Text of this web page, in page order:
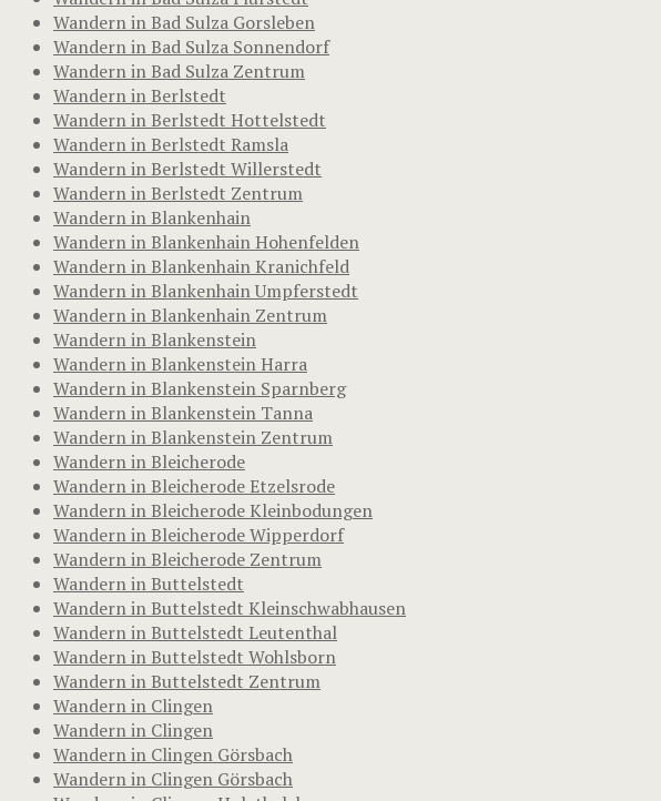
Wandern in Bad Sulza Gorsleben
Wandern in Bad Sulza Sonnendorf
Wandern in Bad Sulza Zentrum
Wandern in Berlstedt
Wandern in Berlstedt Hottelstedt
Wandern in Berlstedt Ramsla
Wandern in Berlstedt Willerstedt
Wandern in Berlstedt Zentrum
Wandern in Blankenhain
Wandern in Blankenhain Hohenfelden
Wandern in Blankenhain Kranichfeld
Wandern in Blankenhain Umpferstedt
Wandern in Blankenhain Zentrum
Wandern in Blankenstein
Wandern in Blankenstein Harra
Wandern in Blankenstein Sparnberg
Wandern in Blankenstein Tanna
Wandern in Blankenstein Zentrum
Wandern in Bleicherode
Wandern in Bleicherode Etzelsrode
Wandern in Bleicherode Kleinbodungen
Wandern in Bleicherode Wipperdorf
Wandern in Bleicherode Zentrum
Wandern in Buttelstedt
Wandern in Buttelstedt Kleinschwabhausen
Wandern in Buttelstedt Leutenthal
Wandern in Buttelstedt Wohlsborn
Wandern in Buttelstedt Zentrum
Wandern in Clingen
Wandern in Clingen
Wandern in Clingen Görsbach
Wandern in Clingen Görsbach